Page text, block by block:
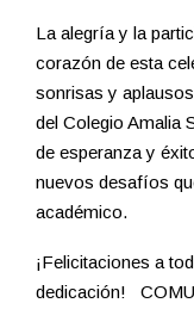
La alegría y la
corazón de esta
sonrisas y
del Colegio Amalia
de esperanza y
nuevos desafíos
académico.
¡Felicitaciones a
dedicación!